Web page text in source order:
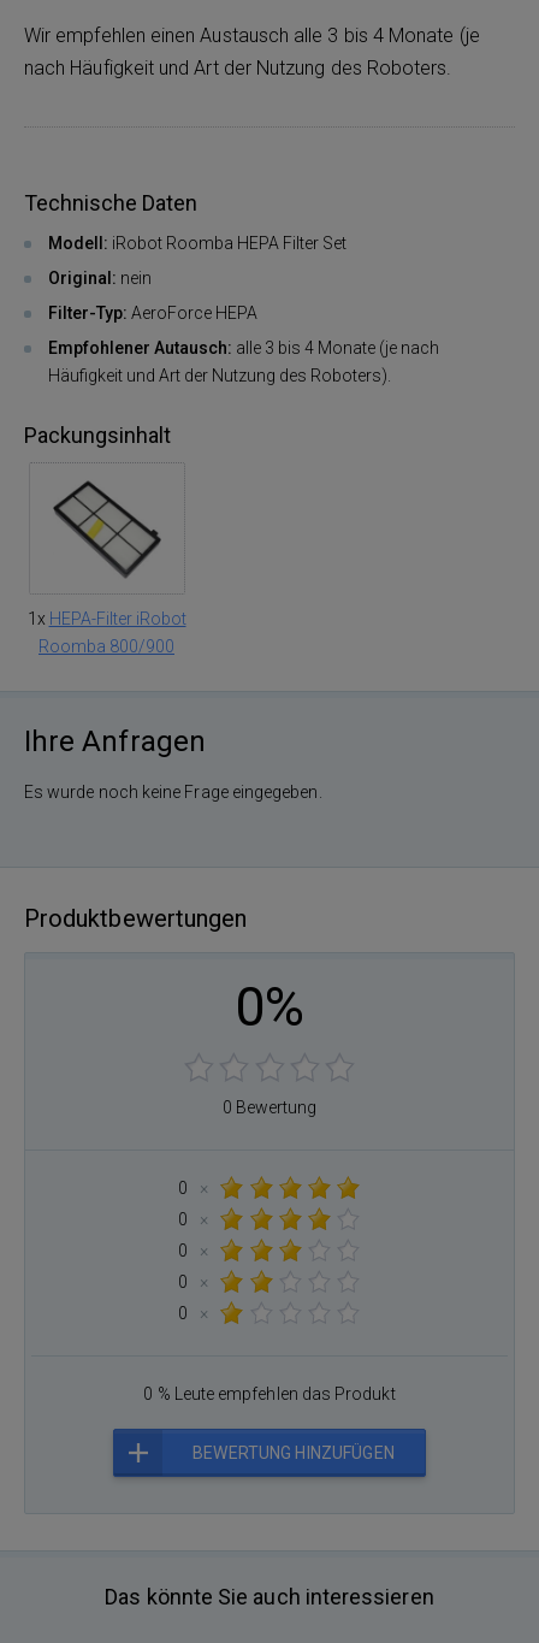
Wir empfehlen einen Austausch alle 3 bis 4 Monate (je
nach Häufigkeit und Art der Nutzung des Roboters.
Technische Daten
Modell: iRobot Roomba HEPA Filter Set
Original: nein
Filter-Typ: AeroForce HEPA
Empfohlener Autausch: alle 3 bis 4 Monate (je nach
Häufigkeit und Art der Nutzung des Roboters).
Packungsinhalt
1x HEPA-Filter iRobot
Roomba 800/900
Ihre Anfragen
Es wurde noch keine Frage eingegeben.
Produktbewertungen
0%
0 Bewertung
0
×
0
×
0
×
0
×
0
×
0 % Leute empfehlen das Produkt
BEWERTUNG HINZUFÜGEN
Das könnte Sie auch interessieren